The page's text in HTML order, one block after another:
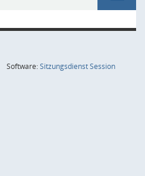
Software:SitzungsdienstSession(Wird in